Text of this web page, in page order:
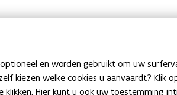
en worden gebruikt om uw
kiezen welke cookies u aanvaardt? Klik
Hier kunt u ook uw toestemming